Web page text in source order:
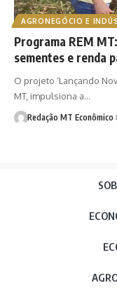
AGRONEGÓCIO E
Programa REM
sementes e renda
O projeto ‘Lançando
MT, impulsiona a…
Redação MT Econômico